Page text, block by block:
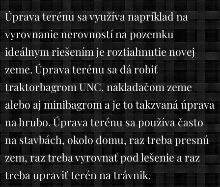
Úprava terénu sa využíva napríklad na
vyrovnanie nerovností na pozemku
ideálnym riešením je roztiahnutie novej
zeme. Úprava terénu sa dá robiť
traktorbagrom UNC, nakladačom zeme
alebo aj minibagrom a je to takzvaná úprava
na hrubo. Úprava terénu sa používa často
na stavbách, okolo domu, raz treba presnú
zem, raz treba vyrovnať pod lešenie a raz
treba upraviť terén na trávnik.